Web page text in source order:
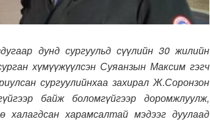
дунд сургуульд сүүлийн 30 жилийн
хүмүүжүүлсэн Суяанзын Максим гэгч
сургуулийнхаа захирал Ж.Соронзон
байж боломгүйгээр доромжлуулж,
харамсалтай мэдээг дуулаад